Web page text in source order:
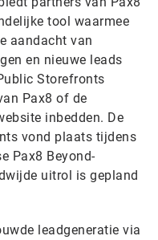
tool waarmee
aandacht van
en nieuwe leads
Storefronts
Pax8 of de
inbedden. De
vond plaats tijdens
Pax8 Beyond-
uitrol is gepland
leadgeneratie via